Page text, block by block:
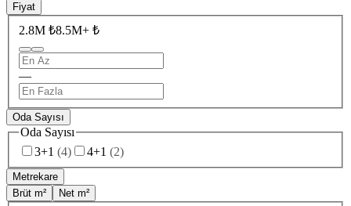
Fiyat
2.8M ₺8.5M+ ₺
—
Oda Sayısı
Oda Sayısı
3+1 (4) 4+1 (2)
Metrekare
Brüt m²
Net m²